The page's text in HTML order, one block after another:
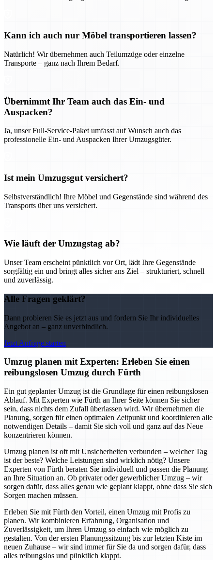
Kann ich auch nur Möbel transportieren lassen?
Natürlich! Wir übernehmen auch Teilumzüge oder einzelne
Transporte – ganz nach Ihrem Bedarf.
Übernimmt Ihr Team auch das Ein- und
Auspacken?
Ja, unser Full-Service-Paket umfasst auf Wunsch auch das
professionelle Ein- und Auspacken Ihrer Umzugsgüter.
Ist mein Umzugsgut versichert?
Selbstverständlich! Ihre Möbel und Gegenstände sind während des
Transports über uns versichert.
Wie läuft der Umzugstag ab?
Unser Team erscheint pünktlich vor Ort, lädt Ihre Gegenstände
sorgfältig ein und bringt alles sicher ans Ziel – strukturiert, schnell
und zuverlässig.
Alle Fragen geklärt?
Dann probieren Sie es jetzt aus und fordern Sie Ihr individuelles
Angebot an – ganz unverbindlich.
Jetzt Anfrage starten
Umzug planen mit Experten: Erleben Sie einen
reibungslosen Umzug durch Fürth
Ein gut geplanter Umzug ist die Grundlage für einen reibungslosen
Ablauf. Mit Experten wie Fürth an Ihrer Seite können Sie sicher
sein, dass nichts dem Zufall überlassen wird. Wir übernehmen die
Planung, sorgen für einen optimalen Zeitpunkt und koordinieren alle
notwendigen Details – damit Sie sich voll und ganz auf das Neue
konzentrieren können.
Umzug planen ist oft mit Unsicherheiten verbunden – welcher Tag
ist der beste? Welche Leistungen sind wirklich nötig? Unsere
Experten von Fürth beraten Sie individuell und passen die Planung
an Ihre Situation an. Ob privater oder gewerblicher Umzug – wir
sorgen dafür, dass alles genau wie geplant klappt, ohne dass Sie sich
Sorgen machen müssen.
Erleben Sie mit Fürth den Vorteil, einen Umzug mit Profis zu
planen. Wir kombinieren Erfahrung, Organisation und
Zuverlässigkeit, um Ihren Umzug so einfach wie möglich zu
gestalten. Von der ersten Planungssitzung bis zur letzten Kiste im
neuen Zuhause – wir sind immer für Sie da und sorgen dafür, dass
alles reibungslos und pünktlich klappt.